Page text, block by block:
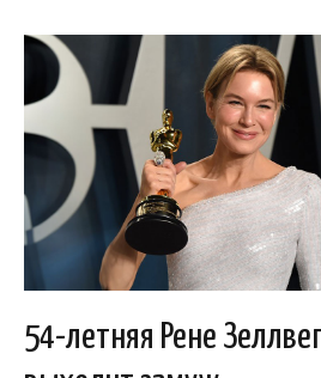
54-летняя Рене